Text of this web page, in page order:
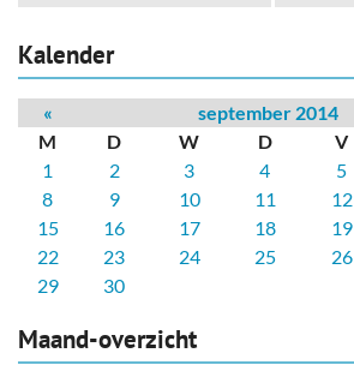
Kalender
« september 2014
M
D W D V
1
2 3 4 5
8
9 10 11 12
15
16 17 18 19
22
23 24 25 26
29
30
Maand-overzicht